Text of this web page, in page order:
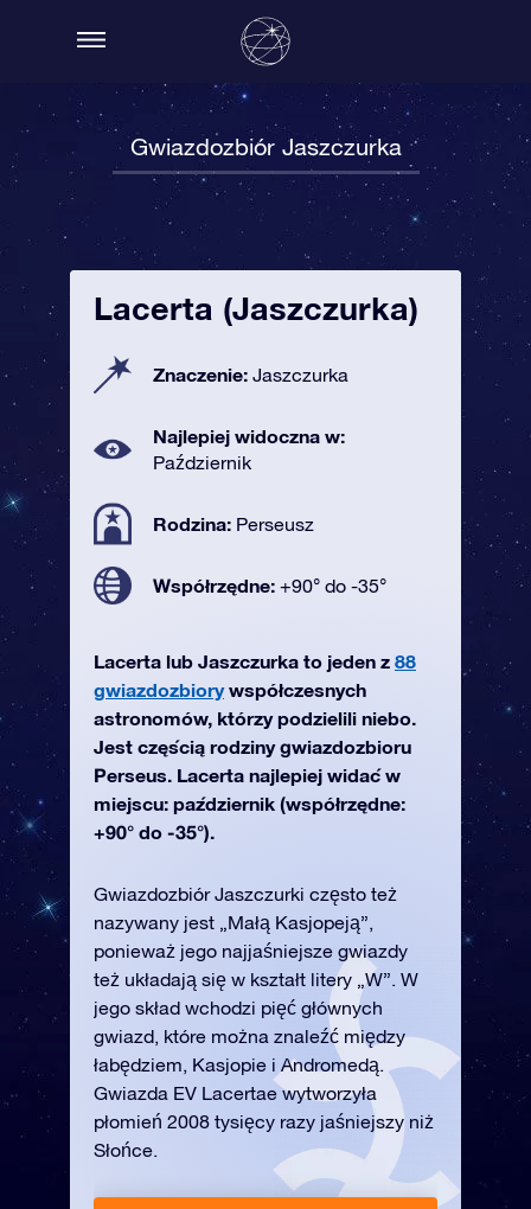
Gwiazdozbiór Jaszczurka
Lacerta (Jaszczurka)
Znaczenie: Jaszczurka
Najlepiej widoczna w:
Październik
Rodzina: Perseusz
Współrzędne: +90° do -35°
Lacerta lub Jaszczurka to jeden z 88
gwiazdozbiorywspółczesnych
astronomów, którzy podzielili niebo.
Jest częścią rodziny gwiazdozbioru
Perseus. Lacerta najlepiej widać w
miejscu: październik (współrzędne:
+90° do -35°).
Gwiazdozbiór Jaszczurki często też
nazywany jest „Małą Kasjopeją”,
ponieważ jego najjaśniejsze gwiazdy
też układają się w kształt litery „W”. W
jego skład wchodzi pięć głównych
gwiazd, które można znaleźć między
łabędziem, Kasjopie i Andromedą.
Gwiazda EV Lacertae wytworzyła
płomień 2008 tysięcy razy jaśniejszy niż
Słońce.